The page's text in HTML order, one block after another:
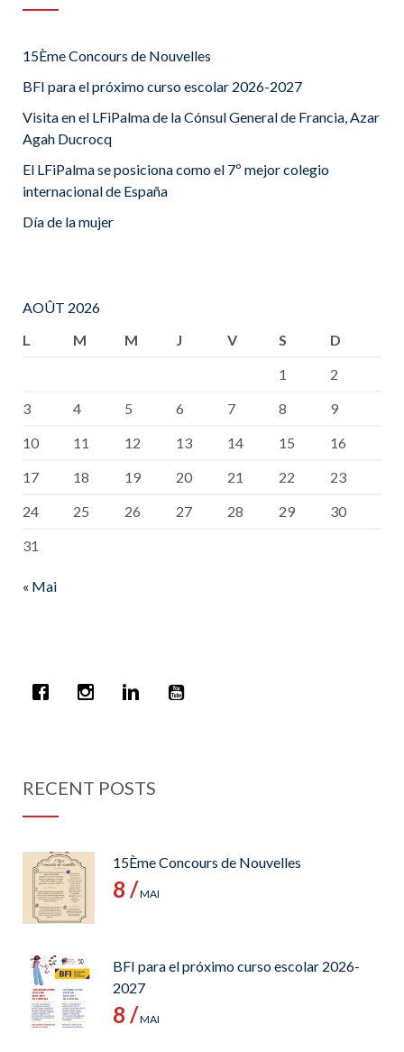
15Ème Concours de Nouvelles
BFI para el próximo curso escolar 2026-2027
Visita en el LFiPalma de la Cónsul General de Francia, Azar
Agah Ducrocq
El LFiPalma se posiciona como el 7º mejor colegio
internacional de España
Día de la mujer
AOÛT 2026
L
M M J V S
D
1
2
3
4 5 6 7 8
9
10
11 12 13 14 15
16
17
18 19 20 21 22
23
24
25 26 27 28 29
30
31
« Mai
RECENT POSTS
15Ème Concours de Nouvelles
8 /MAI
BFI para el próximo curso escolar 2026-
2027
8 /MAI